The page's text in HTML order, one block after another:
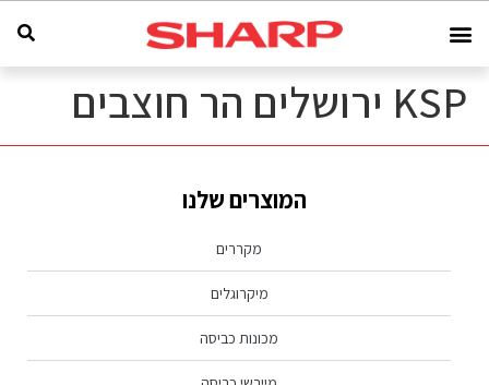
KSP ירושלים הר חוצבים
המוצרים שלנו
מקררים
מיקרוגלים
מכונות כביסה